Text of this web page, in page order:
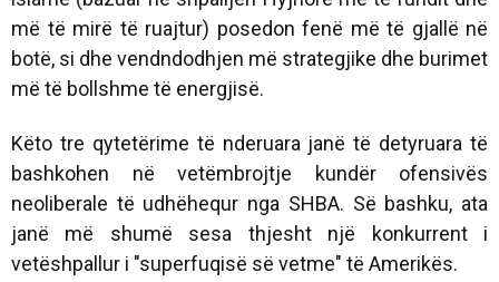
më të mirë të ruajtur) posedon fenë më të gjallë në
botë, si dhe vendndodhjen më strategjike dhe burimet
më të bollshme të energjisë.
Këto tre qytetërime të nderuara janë të detyruara të
bashkohen në vetëmbrojtje kundër ofensivës
neoliberale të udhëhequr nga SHBA. Së bashku, ata
janë më shumë sesa thjesht një konkurrent i
vetëshpallur i "superfuqisë së vetme" të Amerikës.